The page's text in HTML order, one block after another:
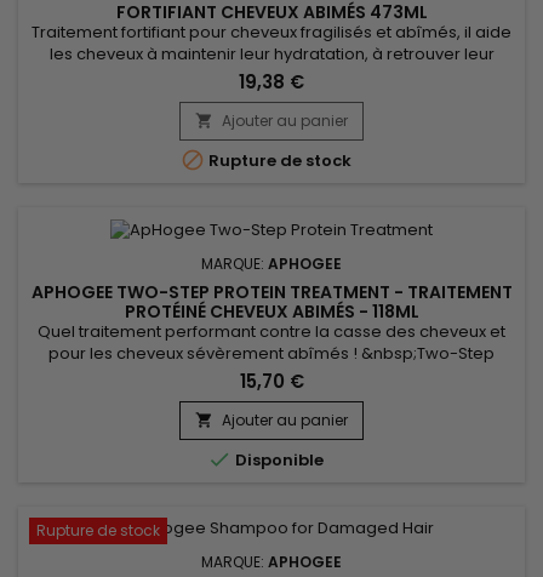
FORTIFIANT CHEVEUX ABIMÉS 473ML
Traitement fortifiant pour cheveux fragilisés et abîmés, il aide
les cheveux à maintenir leur hydratation, à retrouver leur
force et leur élasticité.&nbsp; ApHogee Keratin 2 Minute
Reconstructor est recommandé sur les cheveux colorés,
décolorés ou défrisés.&nbsp; Il aide aussi à réparer les
dommages causés par le chlore et l'eau calcaire.&nbsp; Le...
19,38 €
 Ajouter au panier
 Rupture de stock
MARQUE: APHOGEE
APHOGEE TWO-STEP PROTEIN TREATMENT - TRAITEMENT
PROTÉINÉ CHEVEUX ABIMÉS - 118ML
Quel traitement performant contre la casse des cheveux et
pour les cheveux sévèrement abîmés ! &nbsp;Two-Step
Protein Treatment &nbsp;ApHogee restructure, redonne
force au cheveu instantanément.&nbsp; Idéal pour les
chevelures colorées, défrisées ou permanentées. pH
optimisé, &nbsp;il contient un complexe exclusif de
Prophytamine.
15,70 €
 Ajouter au panier
 Disponible
Rupture de stock
MARQUE: APHOGEE